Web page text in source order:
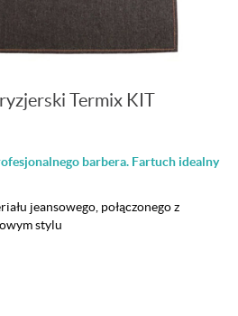
Termix KIT
barbera. Fartuch idealny
jeansowego, połączonego z
stylu